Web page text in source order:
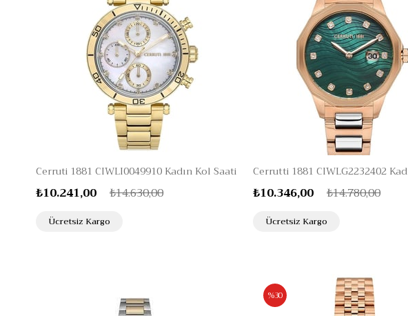
Cerruti 1881 CIWLI0049910 Kadın Kol Saati
₺10.241,00 ₺14.630,00
Ücretsiz Kargo
₺10.346,00 ₺14.780,00
Ücretsiz Kargo
%30